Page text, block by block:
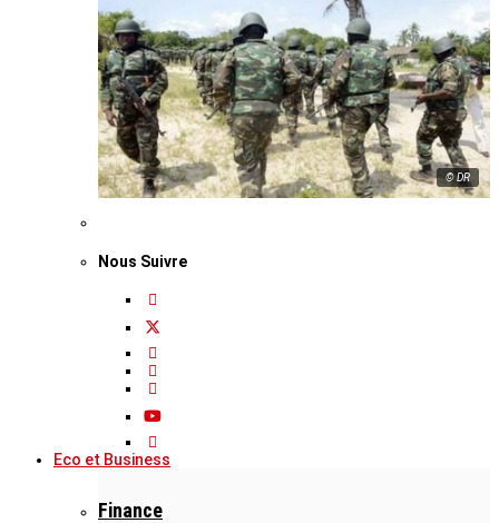
© DR
Nous Suivre
Eco et Business
Finance